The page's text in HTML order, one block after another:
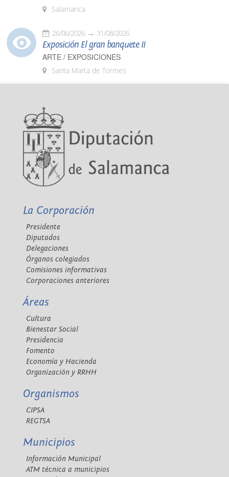
Salamanca
26/06/2026 31/08/2026
Exposición El gran banquete II
ARTE / EXPOSICIONES
Santa Marta de Tormes
La Corporación
Presidente
Diputados
Delegaciones
Órganos colegiados
Comisiones informativas
Corporaciones anteriores
Áreas
Cultura
Bienestar Social
Presidencia
Fomento
Economía y Hacienda
Organización y RRHH
Organismos
CIPSA
REGTSA
Municipios
Información Municipal
ATM técnica a municipios